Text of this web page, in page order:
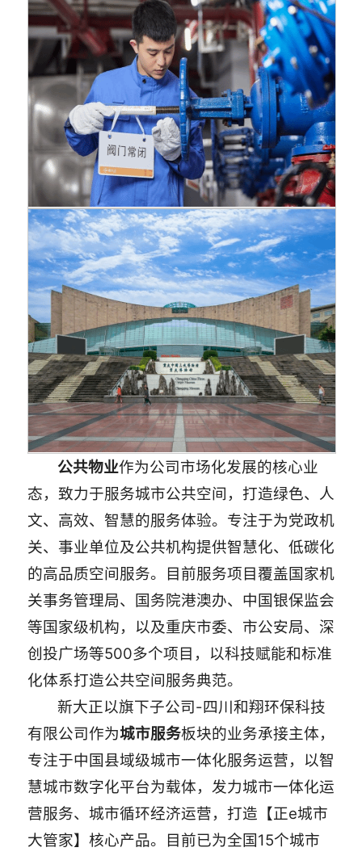
公共物业作为公司市场化发展的核心业
态，致力于服务城市公共空间，打造绿色、人
文、高效、智慧的服务体验。专注于为党政机
关、事业单位及公共机构提供智慧化、低碳化
的高品质空间服务。目前服务项目覆盖国家机
关事务管理局、国务院港澳办、中国银保监会
等国家级机构，以及重庆市委、市公安局、深
创投广场等500多个项目，以科技赋能和标准
化体系打造公共空间服务典范。
新大正以旗下子公司-四川和翔环保科技
有限公司作为城市服务板块的业务承接主体，
专注于中国县域级城市一体化服务运营，以智
慧城市数字化平台为载体，发力城市一体化运
营服务、城市循环经济运营，打造【正e城市
大管家】核心产品。目前已为全国15个城市